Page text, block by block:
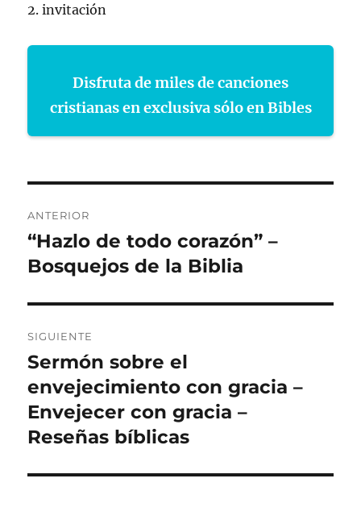
2. invitación
Disfruta de miles de canciones
cristianas en exclusiva sólo en Bibles
de
entradas
ANTERIOR
Entrada
anterior:
“Hazlo de todo corazón” –
Bosquejos de la Biblia
SIGUIENTE
Entrada
siguiente:
Sermón sobre el
envejecimiento con gracia –
Envejecer con gracia –
Reseñas bíblicas